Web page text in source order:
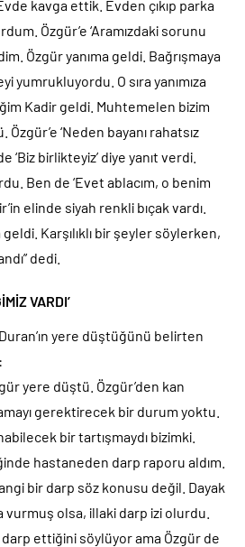
kavga ettik. Evden çıkıp parka
Özgür’e ‘Aramızdaki sorunu
Özgür yanıma geldi. Bağrışmaya
yumrukluyordu. O sıra yanımıza
Kadir geldi. Muhtemelen bizim
‘Neden bayanı rahatsız
‘Biz birlikteyiz’ diye yanıt verdi.
Ben de ‘Evet ablacım, o benim
elinde siyah renkli bıçak vardı.
geldi. Karşılıklı bir şeyler söylerken,
dedi.
VARDI’
yere düştüğünü belirten
yere düştü. Özgür’den kan
gerektirecek bir durum yoktu.
bir tartışmaydı bizimki.
hastaneden darp raporu aldım.
bir darp söz konusu değil. Dayak
vurmuş olsa, illaki darp izi olurdu.
ettiğini söylüyor ama Özgür de